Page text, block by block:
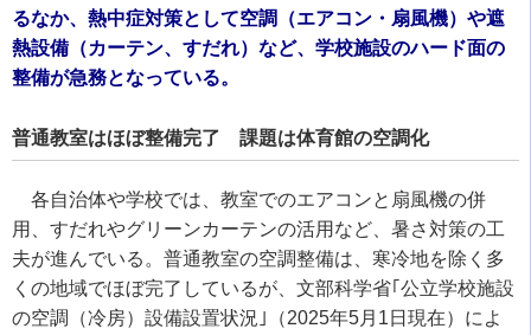
るなか、熱中症対策として空調（エアコン・扇風機）や遮
熱設備（カーテン、すだれ）など、学校施設のハード面の
整備が急務となっている。
普通教室はほぼ整備完了 課題は体育館の空調化
各自治体や学校では、教室でのエアコンと扇風機の併
用、すだれやグリーンカーテンの活用など、暑さ対策の工
夫が進んでいる。普通教室の空調整備は、寒冷地を除く多
くの地域でほぼ完了しているが、文部科学省｢公立学校施設
の空調（冷房）設備設置状況｣（2025年5月1日現在）によ